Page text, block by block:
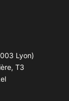
Lyon)
T3